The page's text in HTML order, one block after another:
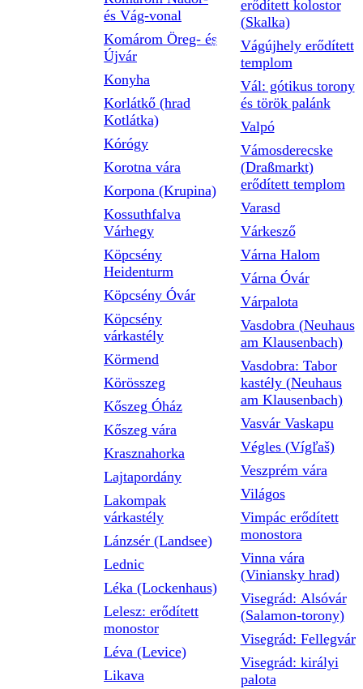
és Vág-vonal
Komárom Öreg- és
Újvár
Konyha
Korlátkő (hrad
Kotlátka)
Kórógy
Korotna vára
Korpona (Krupina)
Kossuthfalva
Várhegy
Köpcsény
Heidenturm
Köpcsény Óvár
Köpcsény
várkastély
Körmend
Körösszeg
Kőszeg Óház
Kőszeg vára
Krasznahorka
Lajtapordány
Lakompak
várkastély
Lánzsér (Landsee)
Lednic
Léka (Lockenhaus)
Lelesz: erődített
monostor
Léva (Levice)
Likava
erődített kolostor
(Skalka)
Vágújhely erődített
templom
Vál: gótikus torony
és török palánk
Valpó
Vámosderecske
(Draßmarkt)
erődített templom
Varasd
Várkesző
Várna Halom
Várna Óvár
Várpalota
Vasdobra (Neuhaus
am Klausenbach)
Vasdobra: Tabor
kastély (Neuhaus
am Klausenbach)
Vasvár Vaskapu
Végles (Vígľaš)
Veszprém vára
Világos
Vimpác erődített
monostora
Vinna vára
(Viniansky hrad)
Visegrád: Alsóvár
(Salamon-torony)
Visegrád: Fellegvár
Visegrád: királyi
palota